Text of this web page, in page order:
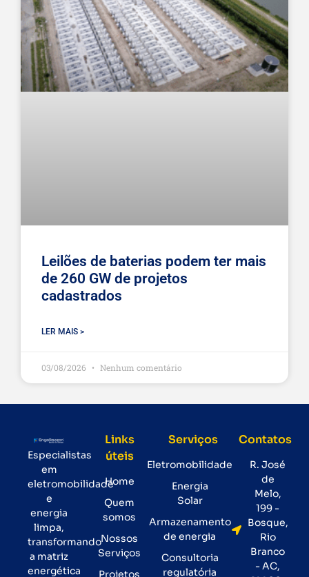
Leilões de baterias podem ter mais
de 260 GW de projetos
cadastrados
LER MAIS >
03/08/2026 Nenhum comentário
Especialistas
em
eletromobilidade
e
energia
limpa,
transformando
a matriz
energética
Links
úteis
Home
Quem
somos
Nossos
Serviços
Projetos
Serviços
Eletromobilidade
Energia
Solar
Armazenamento
de energia
Consultoria
regulatória
Contatos
R. José
de
Melo,
199 -
Bosque,
Rio
Branco
- AC,